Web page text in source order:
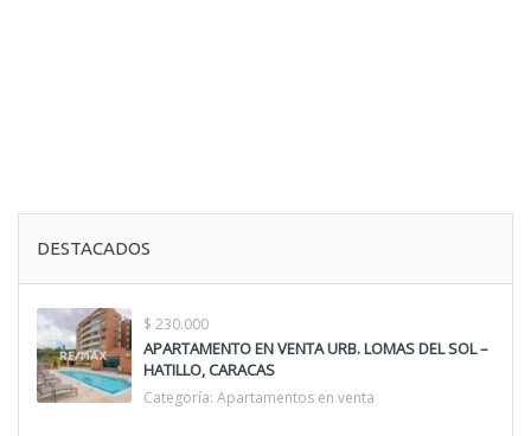
DESTACADOS
$ 230.000
APARTAMENTO EN VENTA URB. LOMAS DEL SOL –
HATILLO, CARACAS
Categoría: Apartamentos en venta